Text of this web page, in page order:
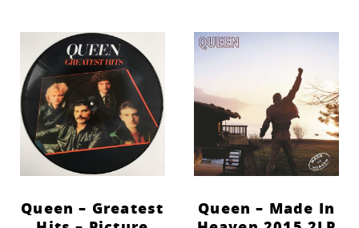
Queen – Made In
Queen – Greatest